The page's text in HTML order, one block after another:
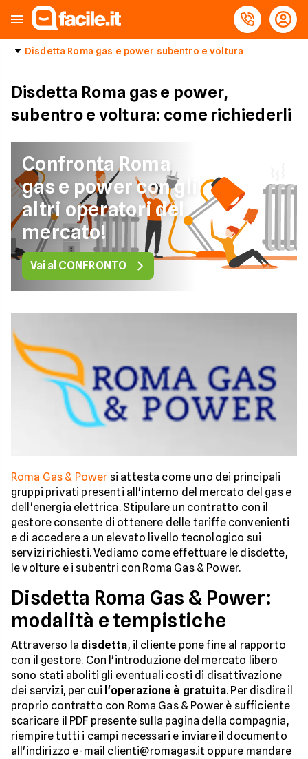
Disdetta Roma gas e power subentro e voltura
Disdetta Roma gas e power,
subentro e voltura: come richiederli
Confronta Roma
gas e power con gli
altri operatori del
mercato!
Vai al CONFRONTO
Roma Gas & Power si attesta come uno dei principali
gruppi privati presenti all'interno del mercato del gas e
dell'energia elettrica. Stipulare un contratto con il
gestore consente di ottenere delle tariffe convenienti
e di accedere a un elevato livello tecnologico sui
servizi richiesti. Vediamo come effettuare le disdette,
le volture e i subentri con Roma Gas & Power.
Disdetta Roma Gas & Power:
modalità e tempistiche
Attraverso la disdetta, il cliente pone fine al rapporto
con il gestore. Con l'introduzione del mercato libero
sono stati aboliti gli eventuali costi di disattivazione
dei servizi, per cui l'operazione è gratuita. Per disdire il
proprio contratto con Roma Gas & Power è sufficiente
scaricare il PDF presente sulla pagina della compagnia,
riempire tutti i campi necessari e inviare il documento
all'indirizzo e-mail clienti@romagas.it oppure mandare